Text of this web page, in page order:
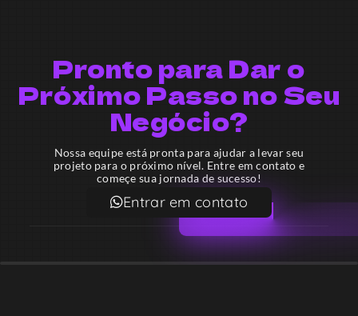
Pronto para Dar o
Próximo Passo no Seu
Negócio?
Nossa equipe está pronta para ajudar a levar seu
projeto para o próximo nível. Entre em contato e
começe sua jornada de sucesso!
Entrar em contato